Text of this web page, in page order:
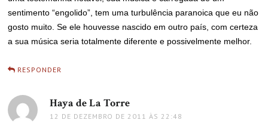
sentimento “engolido”, tem uma turbulência paranoica que eu não
gosto muito. Se ele houvesse nascido em outro país, com certeza
a sua música seria totalmente diferente e possivelmente melhor.
RESPONDER
Haya de La Torre
12 DE DEZEMBRO DE 2011 ÀS 22:48